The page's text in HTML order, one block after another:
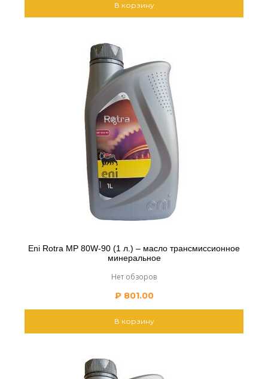
В корзину
Eni Rotra MP 80W-90 (1 л.) – масло трансмиссионное
минеральное
Нет обзоров
₽801.00
В корзину